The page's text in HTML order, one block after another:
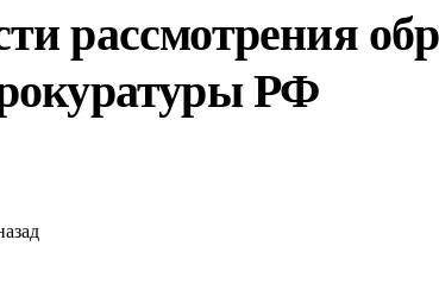
рассмотрения
РФ